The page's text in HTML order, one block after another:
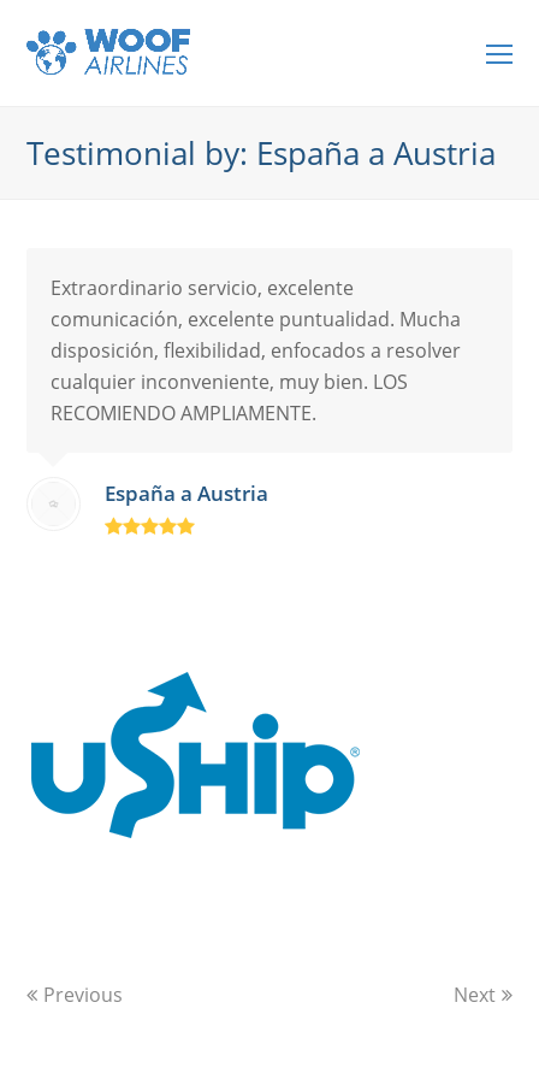
Testimonial by: España a Austria
Extraordinario servicio, excelente
comunicación, excelente puntualidad. Mucha
disposición, flexibilidad, enfocados a resolver
cualquier inconveniente, muy bien. LOS
RECOMIENDO AMPLIAMENTE.
España a Austria
Rating:
Previous Next